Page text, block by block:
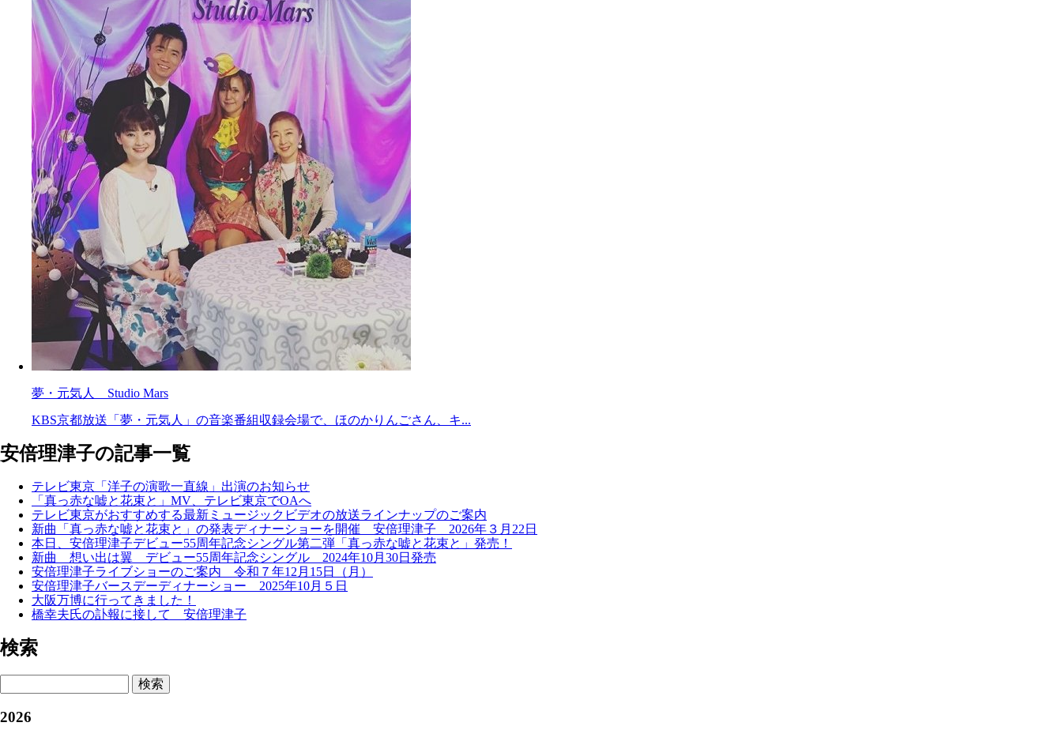
夢・元気人 Studio Mars
KBS京都放送「夢・元気人」の音楽番組収録会場で、ほのかりんごさん、キ...
安倍理津子の記事一覧
テレビ東京「洋子の演歌一直線」出演のお知らせ
「真っ赤な嘘と花束と」MV、テレビ東京でOAへ
テレビ東京がおすすめする最新ミュージックビデオの放送ラインナップのご案内
新曲「真っ赤な嘘と花束と」の発表ディナーショーを開催 安倍理津子 2026年３月22日
本日、安倍理津子デビュー55周年記念シングル第二弾「真っ赤な嘘と花束と」発売！
新曲 想い出は翼 デビュー55周年記念シングル 2024年10月30日発売
安倍理津子ライブショーのご案内 令和７年12月15日（月）
安倍理津子バースデーディナーショー 2025年10月５日
大阪万博に行ってきました！
橋幸夫氏の訃報に接して 安倍理津子
検索
検索
2026